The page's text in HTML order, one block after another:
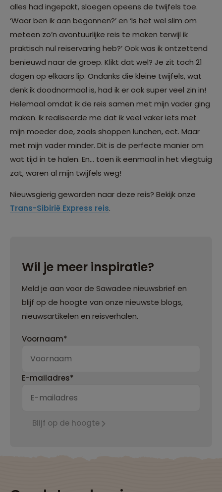
alles had ingepakt, sloegen opeens de twijfels toe.
‘Waar ben ik aan begonnen?’ en ‘Is het wel slim om
meteen zo’n avontuurlijke reis te maken terwijl ik
praktisch nul reiservaring heb?’ Ook was ik ontzettend
benieuwd naar de groep. Klikt dat wel? Je zit toch 21
dagen op elkaars lip. Ondanks die kleine twijfels, wat
denk ik doodnormaal is, had ik er ook super veel zin in!
Helemaal omdat ik de reis samen met mijn vader ging
maken. Ik realiseerde me dat ik veel vaker iets met
mijn moeder doe, zoals shoppen lunchen, ect. Maar
met mijn vader minder. Dit is de perfecte manier om
wat tijd in te halen. En… toen ik eenmaal in het vliegtuig
zat, waren al mijn twijfels weg!
Nieuwsgierig geworden naar deze reis? Bekijk onze
Trans-Sibirië Express reis.
Wil je meer inspiratie?
Meld je aan voor de Sawadee nieuwsbrief en
blijf op de hoogte van onze nieuwste blogs,
nieuwsartikelen en reisverhalen.
Voornaam*
E-mailadres*
Blijf op de hoogte